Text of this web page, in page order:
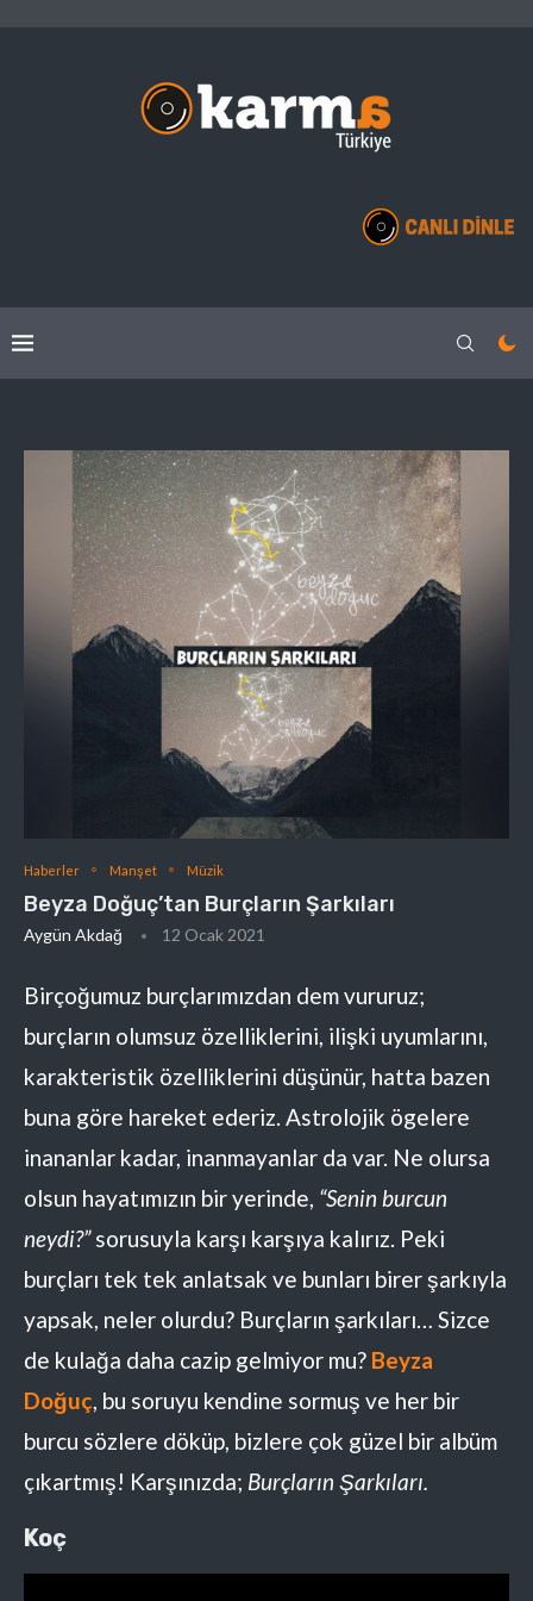
Haberler Manşet Müzik
Beyza Doğuç’tan Burçların Şarkıları
Aygün Akdağ 12 Ocak 2021
Birçoğumuz burçlarımızdan dem vururuz;
burçların olumsuz özelliklerini, ilişki uyumlarını,
karakteristik özelliklerini düşünür, hatta bazen
buna göre hareket ederiz. Astrolojik ögelere
inananlar kadar, inanmayanlar da var. Ne olursa
olsun hayatımızın bir yerinde, “Senin burcun
neydi?”sorusuyla karşı karşıya kalırız. Peki
burçları tek tek anlatsak ve bunları birer şarkıyla
yapsak, neler olurdu? Burçların şarkıları… Sizce
de kulağa daha cazip gelmiyor mu? Beyza
Doğuç, bu soruyu kendine sormuş ve her bir
burcu sözlere döküp, bizlere çok güzel bir albüm
çıkartmış! Karşınızda; Burçların Şarkıları.
Koç